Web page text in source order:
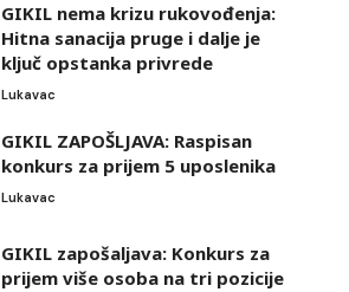
GIKIL nema krizu rukovođenja:
Hitna sanacija pruge i dalje je
ključ opstanka privrede
Lukavac
GIKIL ZAPOŠLJAVA: Raspisan
konkurs za prijem 5 uposlenika
Lukavac
GIKIL zapošaljava: Konkurs za
prijem više osoba na tri pozicije